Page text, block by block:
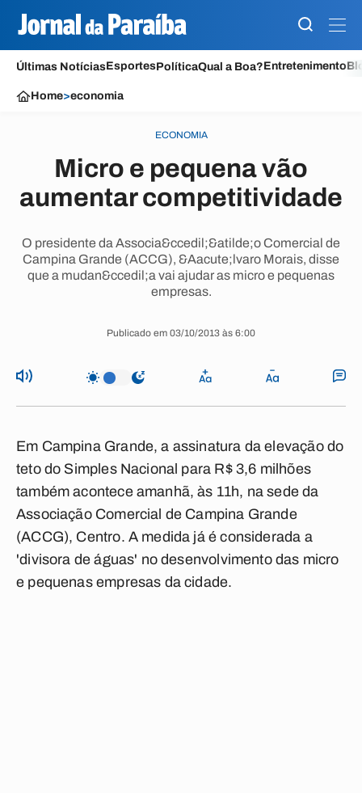
Últimas NotíciasEsportesPolíticaQual a Boa?Entretenimento
Home>economia
ECONOMIA
Micro e pequena vão
aumentar competitividade
O presidente da Associa&ccedil;&atilde;o Comercial de
Campina Grande (ACCG), &Aacute;lvaro Morais, disse
que a mudan&ccedil;a vai ajudar as micro e pequenas
empresas.
Publicado em 03/10/2013 às 6:00
Em Campina Grande, a assinatura da elevação do
teto do Simples Nacional para R$ 3,6 milhões
também acontece amanhã, às 11h, na sede da
Associação Comercial de Campina Grande
(ACCG), Centro. A medida já é considerada a
'divisora de águas' no desenvolvimento das micro
e pequenas empresas da cidade.